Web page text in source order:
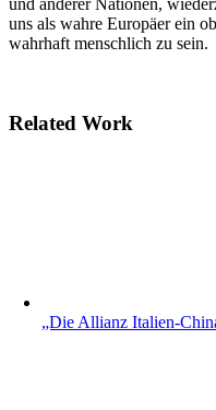
und anderer Nationen,
uns als wahre Europäer ein
wahrhaft menschlich zu sein.
Related Work
„Die Allianz Italien-